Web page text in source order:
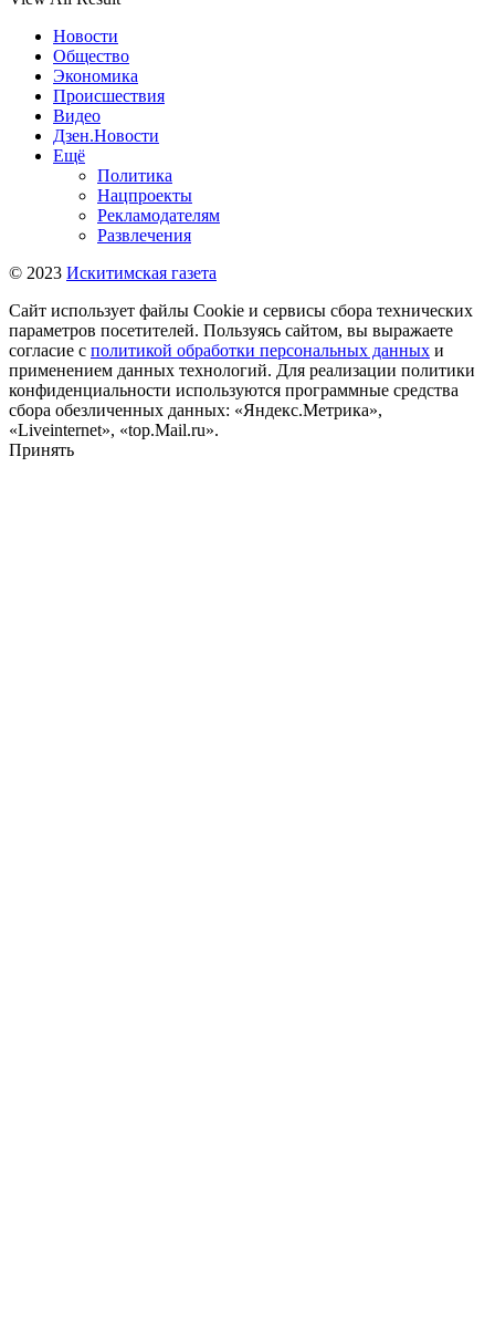
Новости
Общество
Экономика
Происшествия
Видео
Дзен.Новости
Ещё
Политика
Нацпроекты
Рекламодателям
Развлечения
© 2023 Искитимская газета
Сайт использует файлы Cookie и сервисы сбора технических
параметров посетителей. Пользуясь сайтом, вы выражаете
согласие с политикой обработки персональных данных и
применением данных технологий. Для реализации политики
конфиденциальности используются программные средства
сбора обезличенных данных: «Яндекс.Метрика»,
«Liveinternet», «top.Mail.ru».
Принять